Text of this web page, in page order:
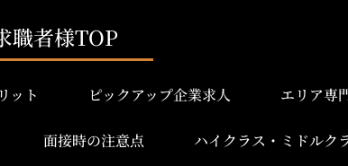
職者様TOP
ット ピックアップ企業求人 エリア専
面接時の注意点 ハイクラス・ミドルク